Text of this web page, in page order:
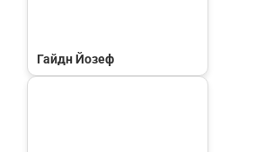
Гайдн Йозеф